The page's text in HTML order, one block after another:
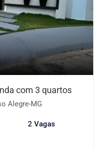
com 3 quartos
Alegre-MG
2 Vagas